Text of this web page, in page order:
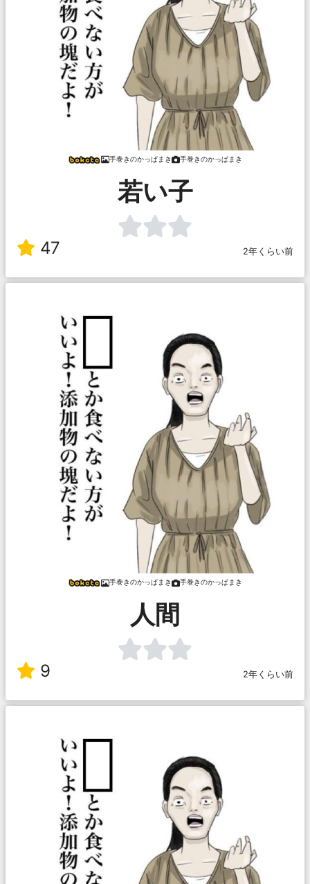
手巻きのかっぱまき 手巻きのかっぱまき
若い子
47 2年くらい前
手巻きのかっぱまき 手巻きのかっぱまき
人間
9 2年くらい前